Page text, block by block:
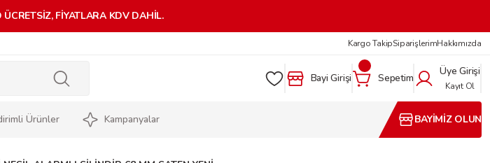
FİYATLARA KDV DAHİL.
Kargo TakipSiparişlerimHakkımızda
Bayi Girişi Sepetim
Üye Girişi
Kayıt Ol
Ürünler Kampanyalar BAYİMİZ OLUN